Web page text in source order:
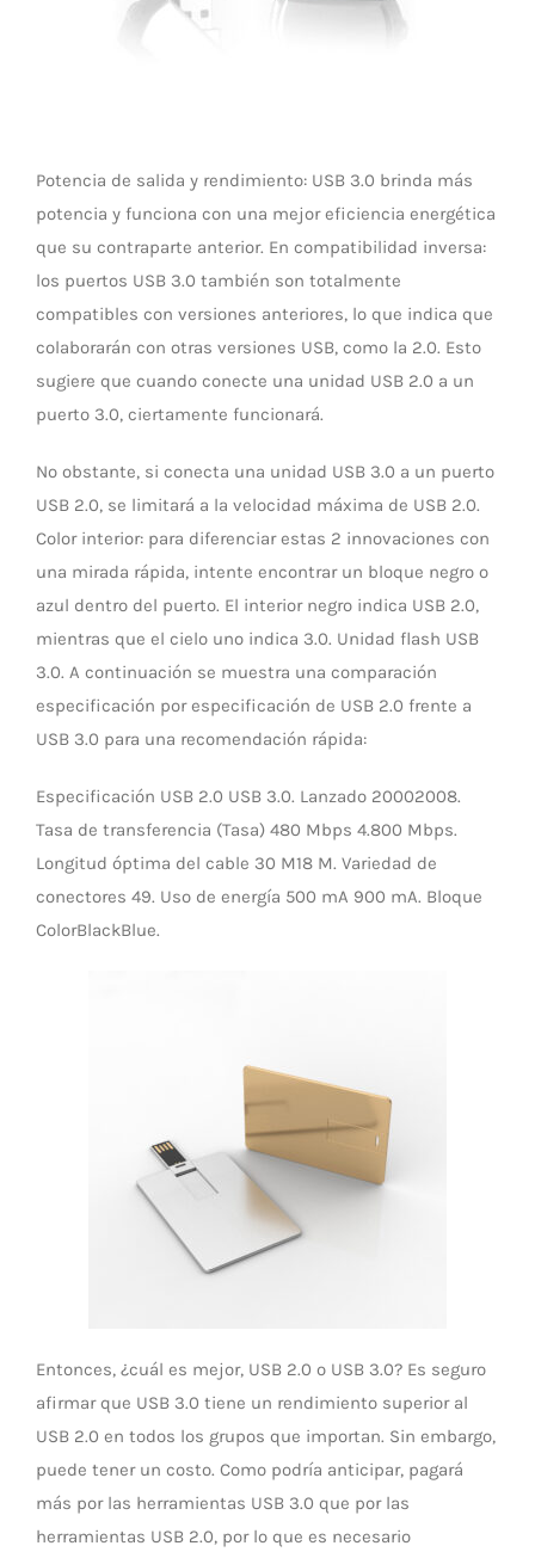
Potencia de salida y rendimiento: USB 3.0 brinda más
potencia y funciona con una mejor eficiencia energética
que su contraparte anterior. En compatibilidad inversa:
los puertos USB 3.0 también son totalmente
compatibles con versiones anteriores, lo que indica que
colaborarán con otras versiones USB, como la 2.0. Esto
sugiere que cuando conecte una unidad USB 2.0 a un
puerto 3.0, ciertamente funcionará.
No obstante, si conecta una unidad USB 3.0 a un puerto
USB 2.0, se limitará a la velocidad máxima de USB 2.0.
Color interior: para diferenciar estas 2 innovaciones con
una mirada rápida, intente encontrar un bloque negro o
azul dentro del puerto. El interior negro indica USB 2.0,
mientras que el cielo uno indica 3.0. Unidad flash USB
3.0. A continuación se muestra una comparación
especificación por especificación de USB 2.0 frente a
USB 3.0 para una recomendación rápida:
Especificación USB 2.0 USB 3.0. Lanzado 20002008.
Tasa de transferencia (Tasa) 480 Mbps 4.800 Mbps.
Longitud óptima del cable 30 M18 M. Variedad de
conectores 49. Uso de energía 500 mA 900 mA. Bloque
ColorBlackBlue.
Entonces, ¿cuál es mejor, USB 2.0 o USB 3.0? Es seguro
afirmar que USB 3.0 tiene un rendimiento superior al
USB 2.0 en todos los grupos que importan. Sin embargo,
puede tener un costo. Como podría anticipar, pagará
más por las herramientas USB 3.0 que por las
herramientas USB 2.0, por lo que es necesario